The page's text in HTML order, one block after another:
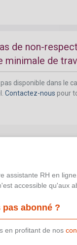
de non-
minimale de
disponible dans le
Contactez-nous pour
pour chaque
pour chaque
disponible dans le
assistante RH en
accessible qu'aux
pas abonné ?
en profitant de nos